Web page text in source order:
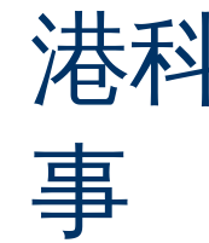
港
事